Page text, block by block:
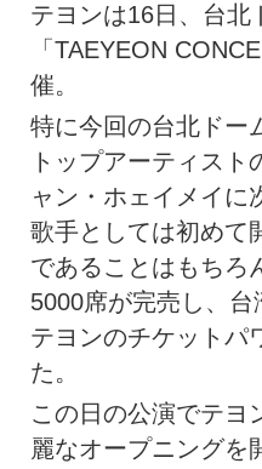
テヨンは16日、台北
「TAEYEON
催。
特に今回の台北ドー
トップアーティス
ャン・ホェイメイに
歌手としては初めて
であることはもちろ
5000席が完売し、台
テヨンのチケットパ
た。
この日の公演でテヨ
麗なオープニングを